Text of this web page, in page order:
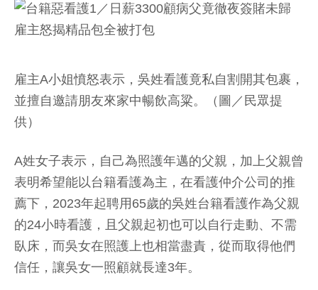
雇主A小姐憤怒表示，吳姓看護竟私自割開其包裹，
並擅自邀請朋友來家中暢飲高粱。（圖／民眾提
供）
A姓女子表示，自己為照護年邁的父親，加上父親曾
表明希望能以台籍看護為主，在看護仲介公司的推
薦下，2023年起聘用65歲的吳姓台籍看護作為父親
的24小時看護，且父親起初也可以自行走動、不需
臥床，而吳女在照護上也相當盡責，從而取得他們
信任，讓吳女一照顧就長達3年。